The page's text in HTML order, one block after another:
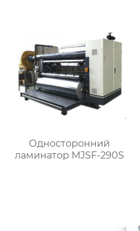
Односторонний
ламинатор MJSF-290S